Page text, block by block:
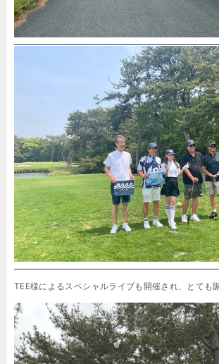
TEE様によるスペシャルライブも開催され、とても